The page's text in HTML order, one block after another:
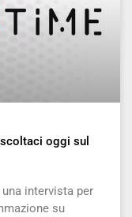
oggi sul
intervista per
su